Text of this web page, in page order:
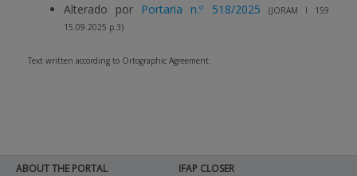
Alterado por Portaria n.º 518/2025
(JORAM I 159
15.09.2025 p.3)
Text written according to Ortographic Agreement.
ABOUT THE PORTAL
IFAP CLOSER